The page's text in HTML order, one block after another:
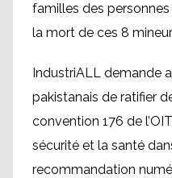
familles des
la mort de ces 8
IndustriALL demande
pakistanais de ratifier
convention 176 de
sécurité et la santé
recommandation